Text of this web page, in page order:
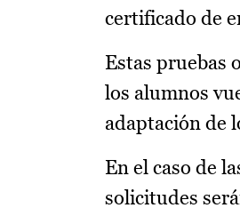
certificado de
Estas pruebas
los alumnos
adaptación de
En el caso de
solicitudes